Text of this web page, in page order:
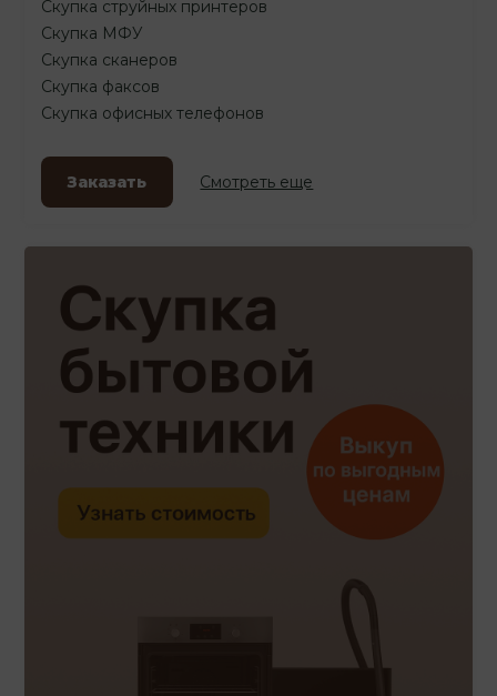
Скупка струйных принтеров
Скупка МФУ
Скупка сканеров
Скупка факсов
Скупка офисных телефонов
Заказать Смотреть еще